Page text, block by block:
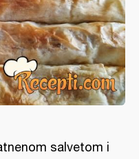
salvetom i